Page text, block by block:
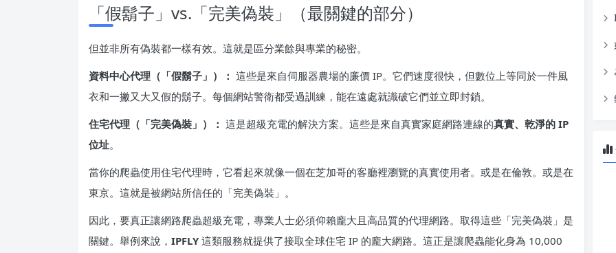
「假鬍子」vs.「完美偽裝」（最關鍵的部分）
但並非所有偽裝都一樣有效。這就是區分業餘與專業的秘密。
資料中心代理（「假鬍子」）： 這些是來自伺服器農場的廉價 IP。它們速度很快，但數位上等同於一件風
衣和一撇又大又假的鬍子。每個網站警衛都受過訓練，能在遠處就識破它們並立即封鎖。
住宅代理（「完美偽裝」）： 這是超級充電的解決方案。這些是來自真實家庭網路連線的真實、乾淨的 IP
位址。
當你的爬蟲使用住宅代理時，它看起來就像一個在芝加哥的客廳裡瀏覽的真實使用者。或是在倫敦。或是在
東京。這就是被網站所信任的「完美偽裝」。
因此，要真正讓網路爬蟲超級充電，專業人士必須仰賴龐大且高品質的代理網路。取得這些「完美偽裝」是
關鍵。舉例來說， IPFLY 這類服務就提供了接取全球住宅 IP 的龐大網路。這正是讓爬蟲能化身為 10,000